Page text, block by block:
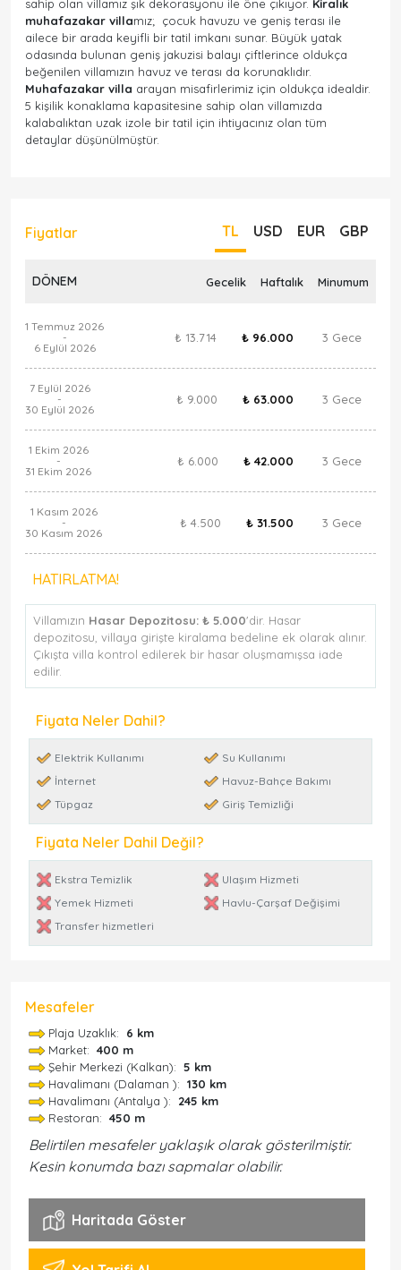
sahip olan villamız şık dekorasyonu ile öne çıkıyor. Kiralık
muhafazakar villamız; çocuk havuzu ve geniş terası ile
ailece bir arada keyifli bir tatil imkanı sunar. Büyük yatak
odasında bulunan geniş jakuzisi balayı çiftlerince oldukça
beğenilen villamızın havuz ve terası da korunaklıdır.
Muhafazakar villa arayan misafirlerimiz için oldukça idealdir.
5 kişilik konaklama kapasitesine sahip olan villamızda
kalabalıktan uzak izole bir tatil için ihtiyacınız olan tüm
detaylar düşünülmüştür.
Fiyatlar TL USD EUR GBP
DÖNEM Gecelik Haftalık Minumum
1 Temmuz 2026
-
6 Eylül 2026
₺ 13.714 ₺ 96.000 3 Gece
7 Eylül 2026
-
30 Eylül 2026
₺ 9.000 ₺ 63.000 3 Gece
1 Ekim 2026
-
31 Ekim 2026
₺ 6.000 ₺ 42.000 3 Gece
1 Kasım 2026
-
30 Kasım 2026
₺ 4.500 ₺ 31.500 3 Gece
HATIRLATMA!
Villamızın Hasar Depozitosu: ₺ 5.000'dir. Hasar
depozitosu, villaya girişte kiralama bedeline ek olarak alınır.
Çıkışta villa kontrol edilerek bir hasar oluşmamışsa iade
edilir.
Fiyata Neler Dahil?
Elektrik Kullanımı
Su Kullanımı
İnternet
Havuz-Bahçe Bakımı
Tüpgaz
Giriş Temizliği
Fiyata Neler Dahil Değil?
Ekstra Temizlik
Ulaşım Hizmeti
Yemek Hizmeti
Havlu-Çarşaf Değişimi
Transfer hizmetleri
Mesafeler
Plaja Uzaklık: 6 km
Market: 400 m
Şehir Merkezi (Kalkan): 5 km
Havalimanı (Dalaman ): 130 km
Havalimanı (Antalya ): 245 km
Restoran: 450 m
Belirtilen mesafeler yaklaşık olarak gösterilmiştir.
Kesin konumda bazı sapmalar olabilir.
Haritada Göster